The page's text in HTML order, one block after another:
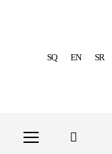
SQ EN SR